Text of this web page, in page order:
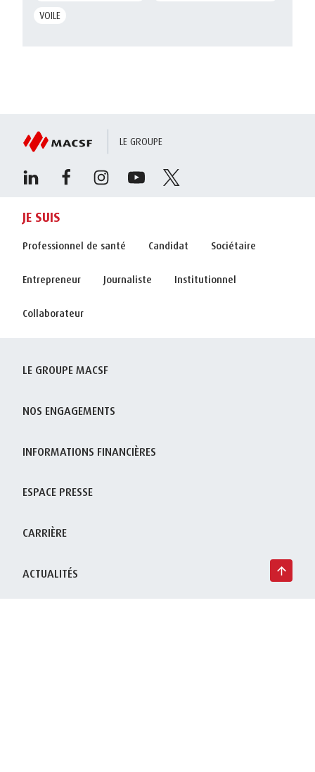
VOILE
LE GROUPE
JE SUIS
Professionnel de santé Candidat Sociétaire
Entrepreneur Journaliste Institutionnel
Collaborateur
LE GROUPE MACSF
NOS ENGAGEMENTS
INFORMATIONS FINANCIÈRES
ESPACE PRESSE
CARRIÈRE
ACTUALITÉS